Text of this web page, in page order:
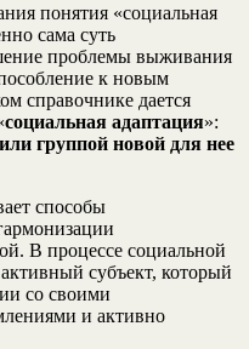
понятия «социальная
сама суть
проблемы выживания
к новым
справочнике дается
социальная адаптация»:
группой новой для нее
способы
В процессе социальной
субъект, который
со своими
и активно